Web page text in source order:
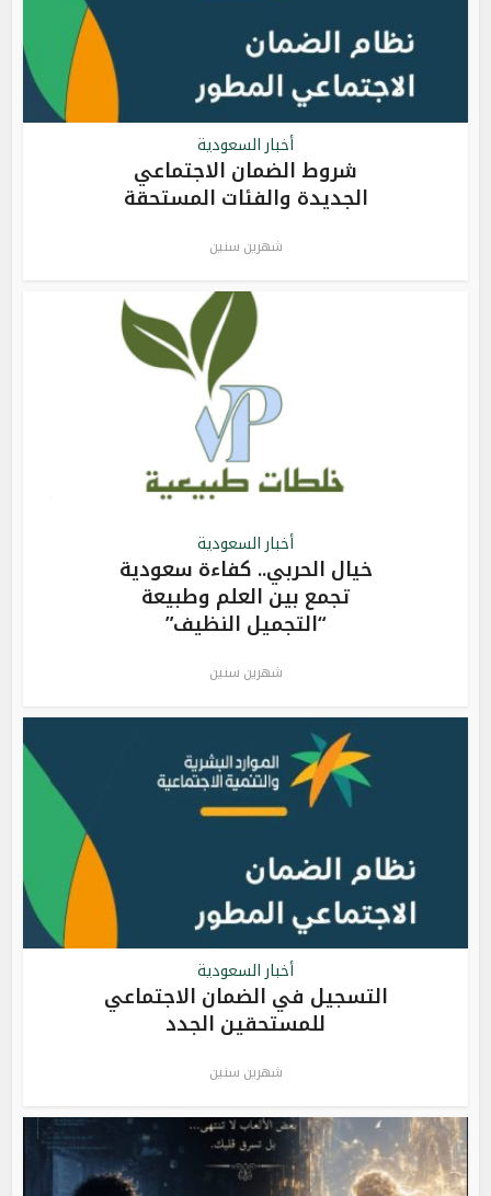
أخبار السعودية
شروط الضمان الاجتماعي
الجديدة والفئات المستحقة
شهرين سنين
أخبار السعودية
خيال الحربي.. كفاءة سعودية
تجمع بين العلم وطبيعة
“التجميل النظيف”
شهرين سنين
أخبار السعودية
التسجيل في الضمان الاجتماعي
للمستحقين الجدد
شهرين سنين